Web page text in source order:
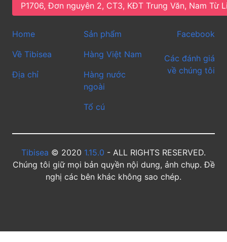
P1706, Đơn nguyên 2, CT3, KĐT Trung Văn, Nam Từ
Home
Về Tibisea
Địa chỉ
Sản phẩm
Hàng Việt Nam
Hàng nước
ngoài
Tổ cú
Facebook
Các đánh giá
về chúng tôi
Tibisea © 2020 1.15.0 - ALL RIGHTS RESERVED.
Chúng tôi giữ mọi bản quyền nội dung, ảnh chụp. Đề
nghị các bên khác không sao chép.